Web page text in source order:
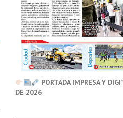
PORTADA IMPRESA Y
DE 2026